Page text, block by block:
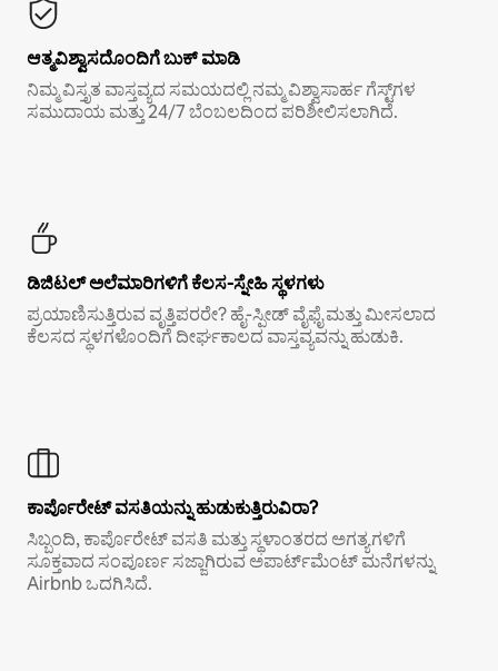
ಆತ್ಮವಿಶ್ವಾಸದೊಂದಿಗೆ ಬುಕ್ ಮಾಡಿ
ನಿಮ್ಮ ವಿಸ್ತೃತ ವಾಸ್ತವ್ಯದ ಸಮಯದಲ್ಲಿ ನಮ್ಮ ವಿಶ್ವಾಸಾರ್ಹ ಗೆಸ್ಟ್‌ಗಳ
ಸಮುದಾಯ ಮತ್ತು 24/7 ಬೆಂಬಲದಿಂದ ಪರಿಶೀಲಿಸಲಾಗಿದೆ.
ಡಿಜಿಟಲ್ ಅಲೆಮಾರಿಗಳಿಗೆ ಕೆಲಸ-ಸ್ನೇಹಿ ಸ್ಥಳಗಳು
ಪ್ರಯಾಣಿಸುತ್ತಿರುವ ವೃತ್ತಿಪರರೇ? ಹೈ-ಸ್ಪೀಡ್ ವೈಫೈ ಮತ್ತು ಮೀಸಲಾದ
ಕೆಲಸದ ಸ್ಥಳಗಳೊಂದಿಗೆ ದೀರ್ಘಕಾಲದ ವಾಸ್ತವ್ಯವನ್ನು ಹುಡುಕಿ.
ಕಾರ್ಪೊರೇಟ್ ವಸತಿಯನ್ನು ಹುಡುಕುತ್ತಿರುವಿರಾ?
ಸಿಬ್ಬಂದಿ, ಕಾರ್ಪೊರೇಟ್ ವಸತಿ ಮತ್ತು ಸ್ಥಳಾಂತರದ ಅಗತ್ಯಗಳಿಗೆ
ಸೂಕ್ತವಾದ ಸಂಪೂರ್ಣ ಸಜ್ಜಾಗಿರುವ ಅಪಾರ್ಟ್‌ಮೆಂಟ್ ಮನೆಗಳನ್ನು
Airbnb ಒದಗಿಸಿದೆ.